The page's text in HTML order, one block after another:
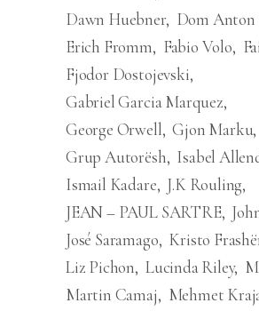
Dawn Huebner Dom Anton
Erich Fromm
Fabio Volo
Fjodor Dostojevski
Gabriel Garcia Marquez
George Orwell Gjon Marku
Grup Autorësh Isabel
Ismail Kadare J.K Rouling
JEAN – PAUL SARTRE
José Saramago Kristo
Liz Pichon Lucinda Riley
Martin Camaj
Mehmet